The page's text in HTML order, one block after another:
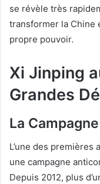
se révèle très
transformer la Chine
propre pouvoir.
Xi Jinping
Grandes
La
L’une des
une campagne
Depuis 2012, plus